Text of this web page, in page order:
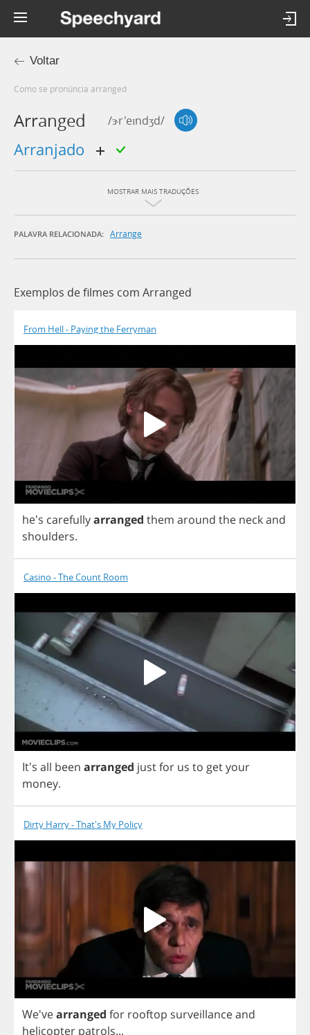
Voltar
Como se pronúncia arranged
Arranged /ɝr'eɪndʒd/
arranjado
MOSTRAR MAIS TRADUÇÕES
PALAVRA RELACIONADA: Arrange
Exemplos de filmes com Arranged
From Hell - Paying the Ferryman
he's carefullyarranged them around the neckand
shoulders.
Casino - The Count Room
It's all been arranged justfor us to getyour
money.
Dirty Harry - That's My Policy
We'vearranged for rooftop surveillanceand
helicopter patrols...